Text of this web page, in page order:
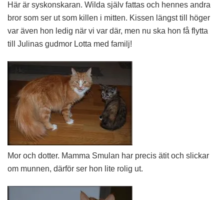
Här är syskonskaran. Wilda själv fattas och hennes andra
bror som ser ut som killen i mitten. Kissen längst till höger
var även hon ledig när vi var där, men nu ska hon få flytta
till Julinas gudmor Lotta med familj!
Mor och dotter. Mamma Smulan har precis ätit och slickar
om munnen, därför ser hon lite rolig ut.